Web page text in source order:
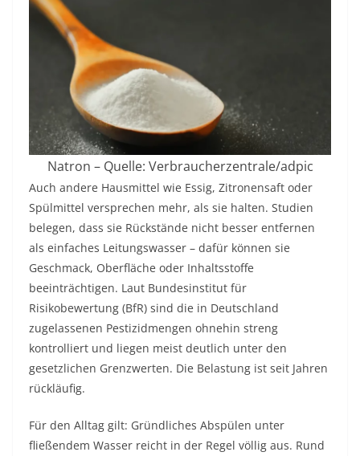
Natron – Quelle: Verbraucherzentrale/adpic
Auch andere Hausmittel wie Essig, Zitronensaft oder
Spülmittel versprechen mehr, als sie halten. Studien
belegen, dass sie Rückstände nicht besser entfernen
als einfaches Leitungswasser – dafür können sie
Geschmack, Oberfläche oder Inhaltsstoffe
beeinträchtigen. Laut Bundesinstitut für
Risikobewertung (BfR) sind die in Deutschland
zugelassenen Pestizidmengen ohnehin streng
kontrolliert und liegen meist deutlich unter den
gesetzlichen Grenzwerten. Die Belastung ist seit Jahren
rückläufig.
Für den Alltag gilt: Gründliches Abspülen unter
fließendem Wasser reicht in der Regel völlig aus. Rund